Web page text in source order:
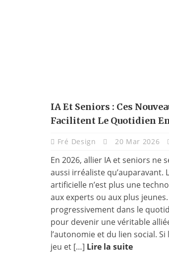
IA Et Seniors : Ces
Facilitent Le Quotidien
Fré Design 20 Mar 2026
En 2026, allier IA et seniors ne
aussi irréaliste qu’auparavant.
artificielle n’est plus une
aux experts ou aux plus jeunes.
progressivement dans le
pour devenir une véritable
l’autonomie et du lien social.
jeu et […] Lire la suite